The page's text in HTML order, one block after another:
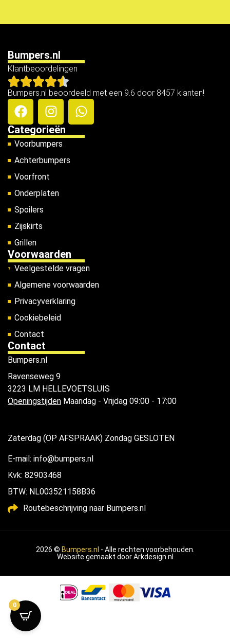
Bumpers.nl
Klantbeoordelingen
Bumpers.nl beoordeeld met een 9.6 door 8457 klanten!
Categorieën
Voorbumpers
Achterbumpers
Voorfront
Onderplaten
Spoilers
Zijskirts
Grillen
Voorwaarden
Veelgestelde vragen
Algemene voorwaarden
Privacyverklaring
Cookiebeleid
Contact
Contact
Bumpers.nl
Ravenseweg 9
3223 LM HELLEVOETSLUIS
Openingstijden Maandag - Vrijdag 09:00 - 17:00
Zaterdag (OP AFSPRAAK) Zondag GESLOTEN
E-mail: info@bumpers.nl
Kvk: 82903468
BTW: NL003521158B36
Routebeschrijving naar Bumpers.nl
2026 © Bumpers.nl - Alle rechten voorbehouden.
Website gemaakt doorArkdesign.nl
0